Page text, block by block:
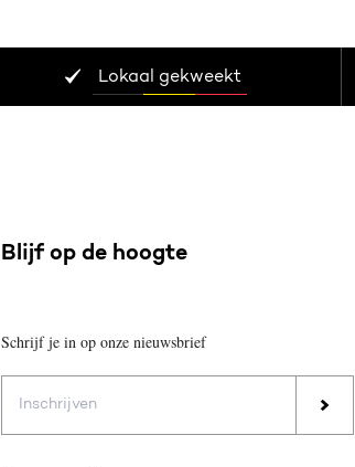
Lokaal gekweekt
Blijf op de hoogte
Schrijf je in op onze nieuwsbrief
mailadres